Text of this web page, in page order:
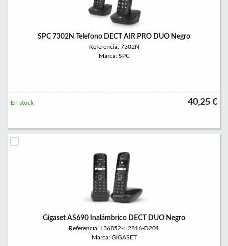
SPC 7302N Telefono DECT AIR PRO DUO Negro
Referencia: 7302N
Marca: SPC
40,25 €
En stock
Gigaset AS690 Inalámbrico DECT DUO Negro
Referencia: L36852-H2816-D201
Marca: GIGASET